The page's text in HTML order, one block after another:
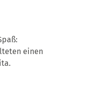
einen